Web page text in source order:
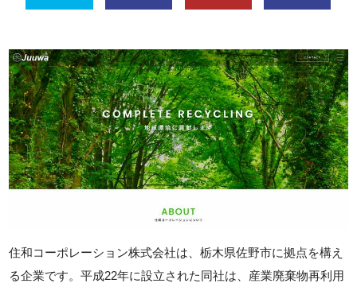
住和コーポレーション株式会社は、栃木県佐野市に拠点を構え
る企業です。平成22年に設立された同社は、産業廃棄物再利用